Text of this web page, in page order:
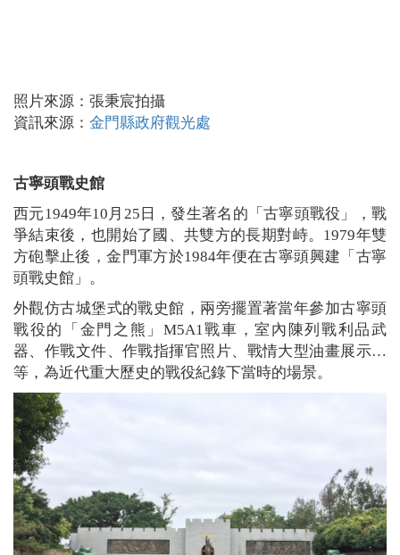
照片來源：張秉宸拍攝
資訊來源： 金門縣政府觀光處
古寧頭戰史館
西元1949年10 月 25 日，發生著名的「古寧頭戰役」，戰
爭結束後，也開始了國、共雙方的長期對峙。 1979年雙
方砲擊止後，金門軍方於1984年便在古寧頭興建「古寧
頭戰史館」。
外觀仿古城堡式的戰史館，兩旁擺置著當年參加古寧頭
戰役的「金門之熊」M5A1戰車，室內陳列戰利品武
器、作戰文件、作戰指揮官照片、戰情大型油畫展示…
等，為近代重大歷史的戰役紀錄下當時的場景。